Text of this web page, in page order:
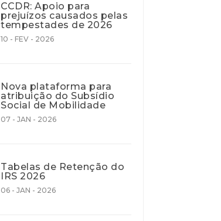
CCDR: Apoio para
prejuízos causados pelas
tempestades de 2026
10 - FEV - 2026
Nova plataforma para
atribuição do Subsídio
Social de Mobilidade
07 - JAN - 2026
Tabelas de Retenção do
IRS 2026
06 - JAN - 2026